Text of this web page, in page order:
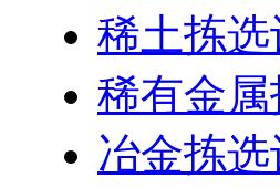
稀土拣选
稀有金
冶金拣